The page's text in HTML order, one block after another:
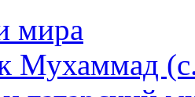
мира
Мухаммад